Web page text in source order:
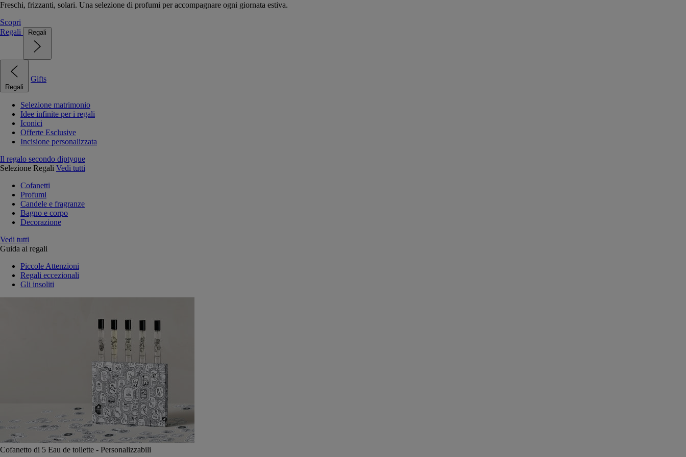
Freschi, frizzanti, solari. Una selezione di profumi per accompagnare ogni giornata estiva.
Scopri
Regali
Regali
Regali
Gifts
Selezione matrimonio
Idee infinite per i regali
Iconici
Offerte Esclusive
Incisione personalizzata
Il regalo secondo diptyque
Selezione Regali Vedi tutti
Cofanetti
Profumi
Candele e fragranze
Bagno e corpo
Decorazione
Vedi tutti
Guida ai regali
Piccole Attenzioni
Regali eccezionali
Gli insoliti
Cofanetto di 5 Eau de toilette - Personalizzabili